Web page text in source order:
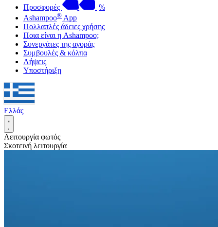
Προσφορές
%
Ashampoo® App
Πολλαπλές άδειες χρήσης
Ποια είναι η Ashampoo;
Συνεργάτες της αγοράς
Συμβουλές & κόλπα
Λήψεις
Υποστήριξη
Ελλάς
Λειτουργία φωτός
Σκοτεινή λειτουργία